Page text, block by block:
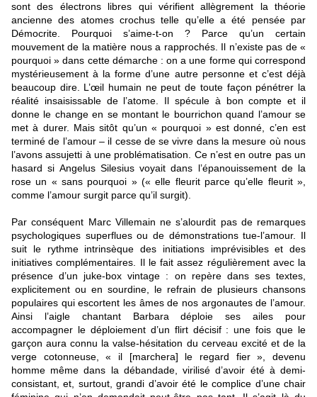
sont des électrons libres qui vérifient allègrement la théorie
ancienne des atomes crochus telle qu’elle a été pensée par
Démocrite. Pourquoi s’aime-t-on ? Parce qu’un certain
mouvement de la matière nous a rapprochés. Il n’existe pas de «
pourquoi » dans cette démarche : on a une forme qui correspond
mystérieusement à la forme d’une autre personne et c’est déjà
beaucoup dire. L’œil humain ne peut de toute façon pénétrer la
réalité insaisissable de l’atome. Il spécule à bon compte et il
donne le change en se montant le bourrichon quand l’amour se
met à durer. Mais sitôt qu’un « pourquoi » est donné, c’en est
terminé de l’amour – il cesse de se vivre dans la mesure où nous
l’avons assujetti à une problématisation. Ce n’est en outre pas un
hasard si Angelus Silesius voyait dans l’épanouissement de la
rose un « sans pourquoi » (« elle fleurit parce qu’elle fleurit »,
comme l’amour surgit parce qu’il surgit).
Par conséquent Marc Villemain ne s’alourdit pas de remarques
psychologiques superflues ou de démonstrations tue-l’amour. Il
suit le rythme intrinsèque des initiations imprévisibles et des
initiatives complémentaires. Il le fait assez régulièrement avec la
présence d’un juke-box vintage : on repère dans ses textes,
explicitement ou en sourdine, le refrain de plusieurs chansons
populaires qui escortent les âmes de nos argonautes de l’amour.
Ainsi l’aigle chantant Barbara déploie ses ailes pour
accompagner le déploiement d’un flirt décisif : une fois que le
garçon aura connu la valse-hésitation du cerveau excité et de la
verge cotonneuse, « il [marchera] le regard fier », devenu
homme même dans la débandade, virilisé d’avoir été à demi-
consistant, et, surtout, grandi d’avoir été le complice d’une chair